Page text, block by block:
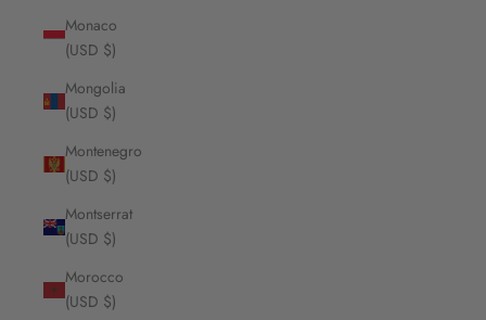
Monaco
(USD $)
Mongolia
(USD $)
Montenegro
(USD $)
Montserrat
(USD $)
Morocco
(USD $)